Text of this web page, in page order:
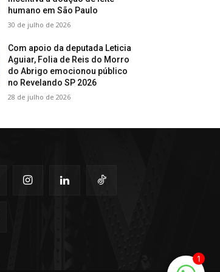
humano em São Paulo
30 de julho de 2026
Com apoio da deputada Leticia
Aguiar, Folia de Reis do Morro
do Abrigo emocionou público
no Revelando SP 2026
28 de julho de 2026
1